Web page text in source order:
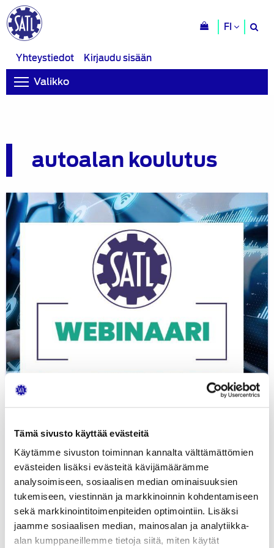
Tämä sivusto käyttää evästeitä
Käytämme sivuston toiminnan kannalta välttämättömien
evästeiden lisäksi evästeitä kävijämäärämme
analysoimiseen, sosiaalisen median ominaisuuksien
tukemiseen, viestinnän ja markkinoinnin kohdentamiseen
sekä markkinointitoimenpiteiden optimointiin. Lisäksi
jaamme sosiaalisen median, mainosalan ja analytiikka-
alan kumppaneillemme tietoja siitä, miten käytät
FI
Yhteystiedot
Kirjaudu sisään
Valikko
autoalan koulutus
Webinaaritallenne: Autoalan
koulutuksen kasvu ja...
15.12.2020 UUTISET
Webinaaritallenne:
Autoalan
koulutuksen
kasvu
ja
kansainvälistyminen